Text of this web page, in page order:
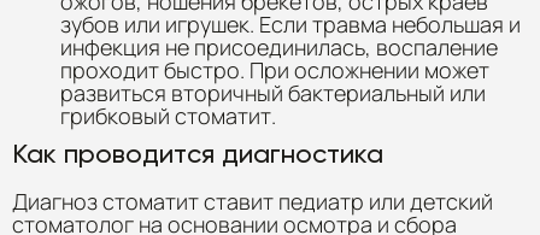
зубов или игрушек. Если травма небольшая и
инфекция не присоединилась, воспаление
проходит быстро. При осложнении может
развиться вторичный бактериальный или
грибковый стоматит.
Как проводится диагностика
Диагноз стоматит ставит педиатр или детский
стоматолог на основании осмотра и сбора